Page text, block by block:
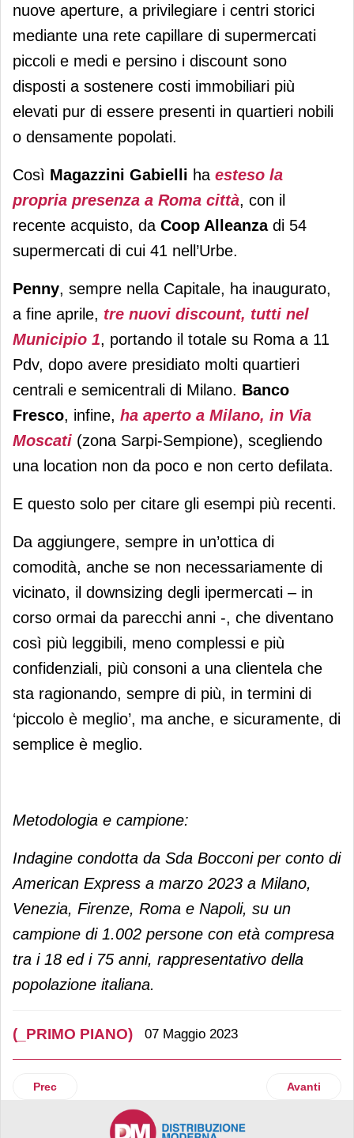
nuove aperture, a privilegiare i centri storici
mediante una rete capillare di supermercati
piccoli e medi e persino i discount sono
disposti a sostenere costi immobiliari più
elevati pur di essere presenti in quartieri nobili
o densamente popolati.
Così Magazzini Gabielli ha esteso la
propria presenza a Roma città, con il
recente acquisto, da Coop Alleanzadi 54
supermercati di cui 41 nell’Urbe.
Penny, sempre nella Capitale, ha inaugurato,
a fine aprile, tre nuovi discount, tutti nel
Municipio 1, portando il totale su Roma a 11
Pdv, dopo avere presidiato molti quartieri
centrali e semicentrali di Milano. Banco
Fresco, infine, ha aperto a Milano, in Via
Moscati (zona Sarpi-Sempione), scegliendo
una location non da poco e non certo defilata.
E questo solo per citare gli esempi più recenti.
Da aggiungere, sempre in un’ottica di
comodità, anche se non necessariamente di
vicinato, il downsizing degli ipermercati – in
corso ormai da parecchi anni -, che diventano
così più leggibili, meno complessi e più
confidenziali, più consoni a una clientela che
sta ragionando, sempre di più, in termini di
‘piccolo è meglio’, ma anche, e sicuramente, di
semplice è meglio.
Metodologia e campione:
Indagine condotta da Sda Bocconi per conto di
American Express a marzo 2023 a Milano,
Venezia, Firenze, Roma e Napoli, su un
campione di 1.002 persone con età compresa
tra i 18 ed i 75 anni, rappresentativo della
popolazione italiana.
(_PRIMO PIANO) 07 Maggio 2023
Articolo precedente: Top five: i 5 articoli più letti della
Prec Articolo
Avanti